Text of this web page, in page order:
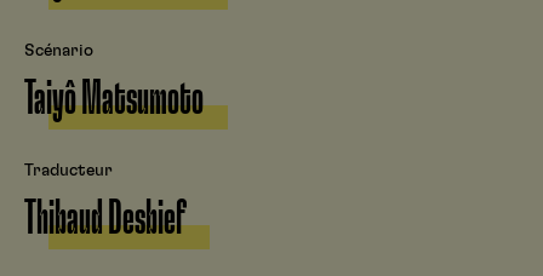
Scénario
Taiyô Matsumoto
Traducteur
Thibaud Desbief